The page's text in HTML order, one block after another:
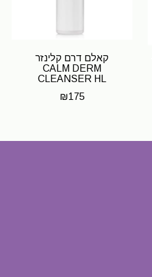
קאלם דרם קלינזר
CALM DERM
CLEANSER HL
₪175